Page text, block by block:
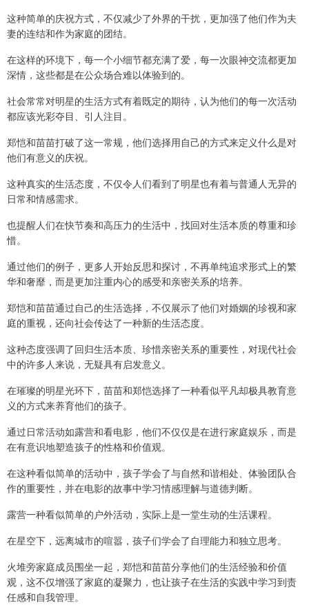
这种简单的庆祝方式，不仅减少了外界的干扰，更加强了他们作为夫
妻的连结和作为家庭的团结。
在这样的环境下，每一个小细节都充满了爱，每一次眼神交流都更加
深情，这些都是在公众场合难以体验到的。
社会常常对明星的生活方式有着既定的期待，认为他们的每一次活动
都应该光彩夺目、引人注目。
郑恺和苗苗打破了这一常规，他们选择用自己的方式来定义什么是对
他们有意义的庆祝。
这种真实的生活态度，不仅令人们看到了明星也有着与普通人无异的
日常和情感需求。
也提醒人们在快节奏和高压力的生活中，找回对生活本质的尊重和珍
惜。
通过他们的例子，更多人开始反思和探讨，不再单纯追求形式上的繁
华和奢靡，而是更加注重内心的感受和亲密关系的培养。
郑恺和苗苗通过自己的生活选择，不仅展示了他们对婚姻的珍视和家
庭的重视，还向社会传达了一种新的生活态度。
这种态度强调了回归生活本质、珍惜亲密关系的重要性，对现代社会
中的许多人来说，无疑具有启发意义。
在璀璨的明星光环下，苗苗和郑恺选择了一种看似平凡却极具教育意
义的方式来养育他们的孩子。
通过日常活动如露营和看电影，他们不仅仅是在进行家庭娱乐，而是
在有意识地塑造孩子的性格和价值观。
在这种看似简单的活动中，孩子学会了与自然和谐相处、体验团队合
作的重要性，并在电影的故事中学习情感理解与道德判断。
露营一种看似简单的户外活动，实际上是一堂生动的生活课程。
在星空下，远离城市的喧嚣，孩子们学会了自理能力和独立思考。
火堆旁家庭成员围坐一起，郑恺和苗苗分享他们的生活经验和价值
观，这不仅增强了家庭的凝聚力，也让孩子在生活的实践中学习到责
任感和自我管理。